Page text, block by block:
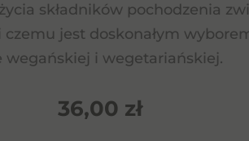
składników pochodzenia
czemu jest doskonałym
wegańskiej i wegetariańskiej.
36,00 zł